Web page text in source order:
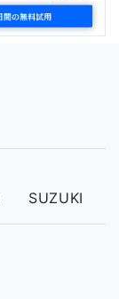
SUZUKI